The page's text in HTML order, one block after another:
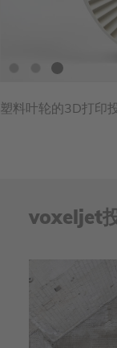
塑料叶轮的3D打印
voxeljet